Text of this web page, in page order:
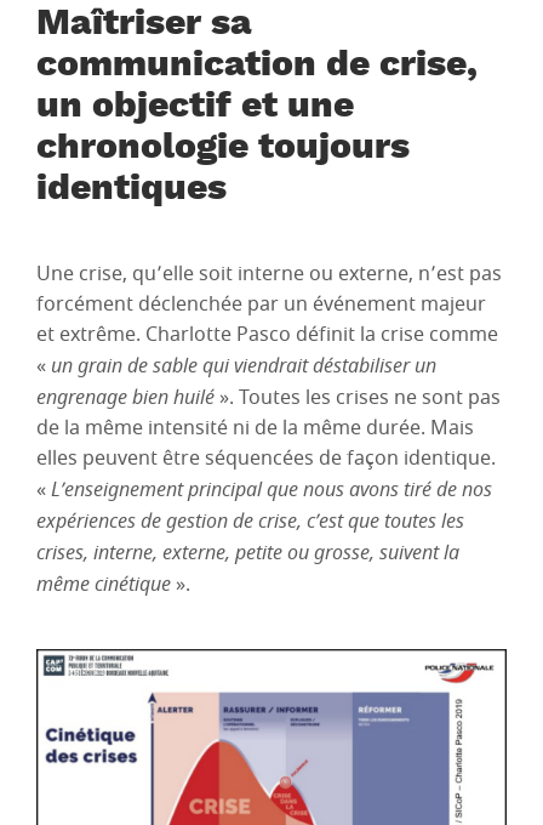
Maîtriser sa
communication de crise,
un objectif et une
chronologie toujours
identiques
Une crise, qu’elle soit interne ou externe, n’est pas
forcément déclenchée par un événement majeur
et extrême. Charlotte Pasco définit la crise comme
« un grain de sable qui viendrait déstabiliser un
engrenage bien huilé ». Toutes les crises ne sont pas
de la même intensité ni de la même durée. Mais
elles peuvent être séquencées de façon identique.
«L’enseignement principal que nous avons tiré de nos
expériences de gestion de crise, c’est que toutes les
crises, interne, externe, petite ou grosse, suivent la
même cinétique ».